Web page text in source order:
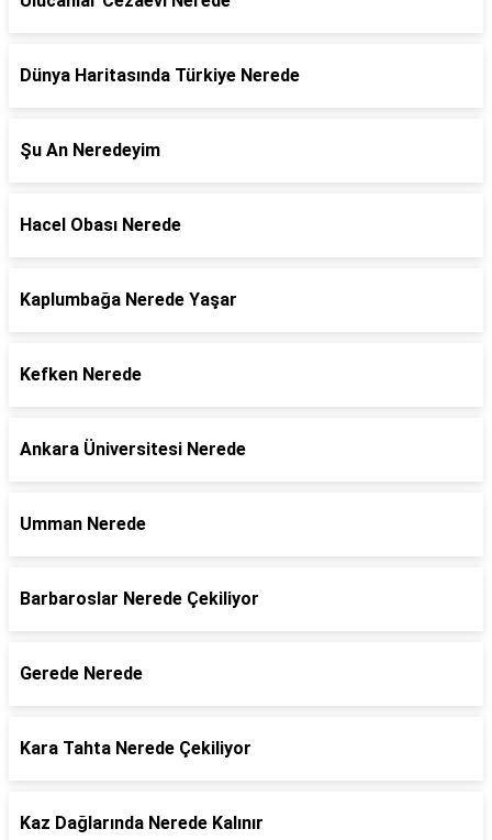
Dünya Haritasında Türkiye Nerede
Şu An Neredeyim
Hacel Obası Nerede
Kaplumbağa Nerede Yaşar
Kefken Nerede
Ankara Üniversitesi Nerede
Umman Nerede
Barbaroslar Nerede Çekiliyor
Gerede Nerede
Kara Tahta Nerede Çekiliyor
Kaz Dağlarında Nerede Kalınır